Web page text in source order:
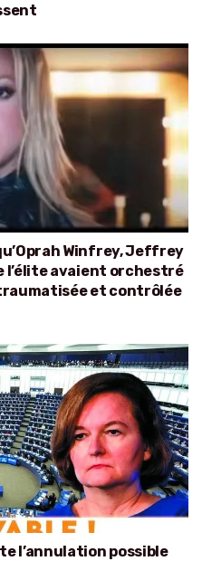
Winfrey, Jeffrey
l’élite avaient orchestré
et contrôlée
l’annulation possible